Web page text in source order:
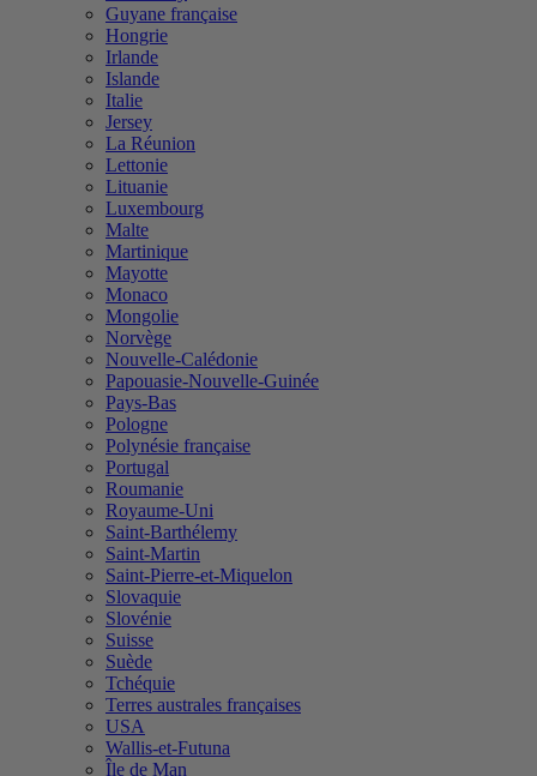
Guyane française
Hongrie
Irlande
Islande
Italie
Jersey
La Réunion
Lettonie
Lituanie
Luxembourg
Malte
Martinique
Mayotte
Monaco
Mongolie
Norvège
Nouvelle-Calédonie
Papouasie-Nouvelle-Guinée
Pays-Bas
Pologne
Polynésie française
Portugal
Roumanie
Royaume-Uni
Saint-Barthélemy
Saint-Martin
Saint-Pierre-et-Miquelon
Slovaquie
Slovénie
Suisse
Suède
Tchéquie
Terres australes françaises
USA
Wallis-et-Futuna
Île de Man